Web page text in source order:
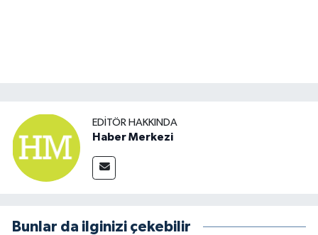
EDITÖR HAKKINDA
Haber Merkezi
Bunlar da ilginizi çekebilir